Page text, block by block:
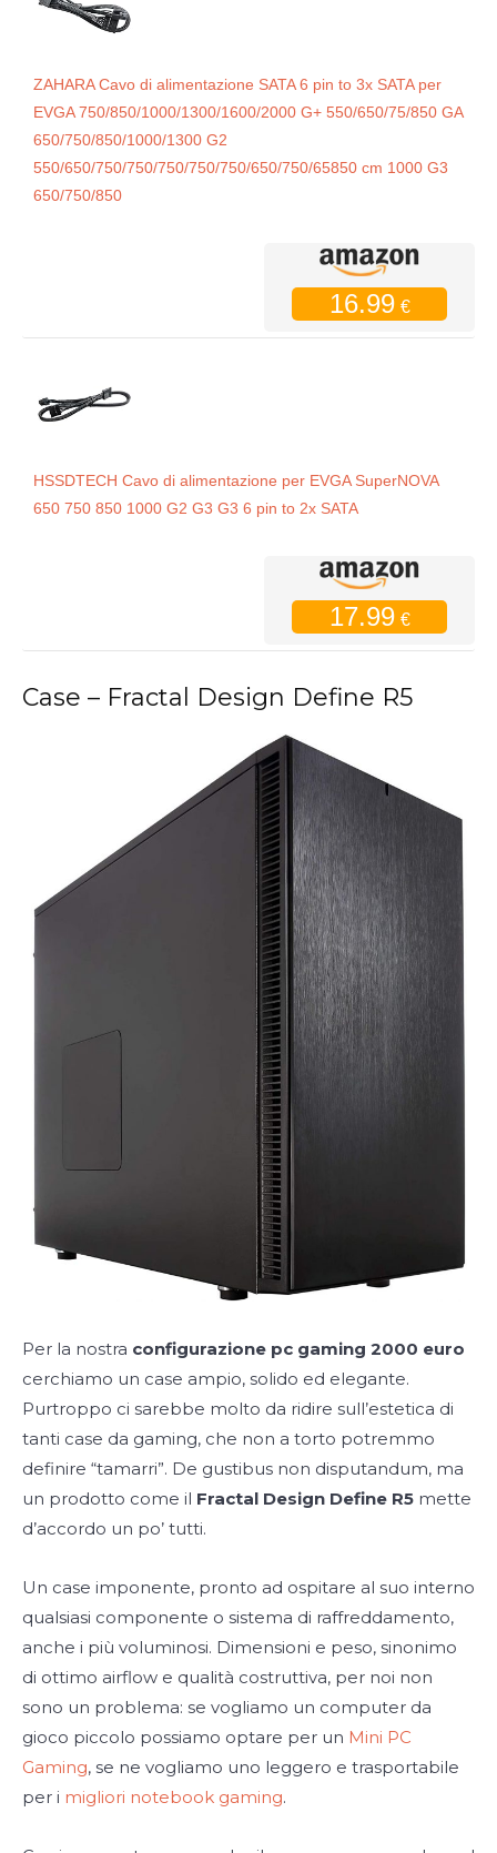
ZAHARA Cavo di alimentazione SATA 6 pin to 3x SATA per
EVGA 750/850/1000/1300/1600/2000 G+ 550/650/75/850 GA
650/750/850/1000/1300 G2
550/650/750/750/750/750/750/650/750/65850 cm 1000 G3
650/750/850
16.99 €
HSSDTECH Cavo di alimentazione per EVGA SuperNOVA
650 750 850 1000 G2 G3 G3 6 pin to 2x SATA
17.99 €
Case – Fractal Design Define R5
Per la nostra configurazione pc gaming 2000 euro
cerchiamo un case ampio, solido ed elegante.
Purtroppo ci sarebbe molto da ridire sull’estetica di
tanti case da gaming, che non a torto potremmo
definire “tamarri”. De gustibus non disputandum, ma
un prodotto come il Fractal Design Define R5 mette
d’accordo un po’ tutti.
Un case imponente, pronto ad ospitare al suo interno
qualsiasi componente o sistema di raffreddamento,
anche i più voluminosi. Dimensioni e peso, sinonimo
di ottimo airflow e qualità costruttiva, per noi non
sono un problema: se vogliamo un computer da
gioco piccolo possiamo optare per un Mini PC
Gaming, se ne vogliamo uno leggero e trasportabile
per i migliori notebook gaming.